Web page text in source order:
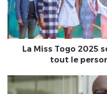
Diogo
Victoria
tout
BB-
Lomé
La Miss Togo 2025
tout le
Coup